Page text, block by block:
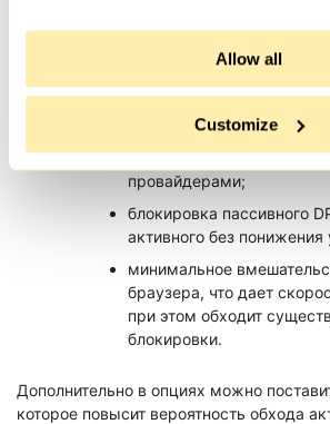
Allow all
Customize
задает настройки по
вызывает никаких
данных;
повышенная скорость
HTTPS и никаких
провайдерами;
блокировка пассивного
активного без понижения
минимальное
браузера, что дает
при этом обходит
блокировки.
Дополнительно в опциях можно
которое повысит вероятность обхода